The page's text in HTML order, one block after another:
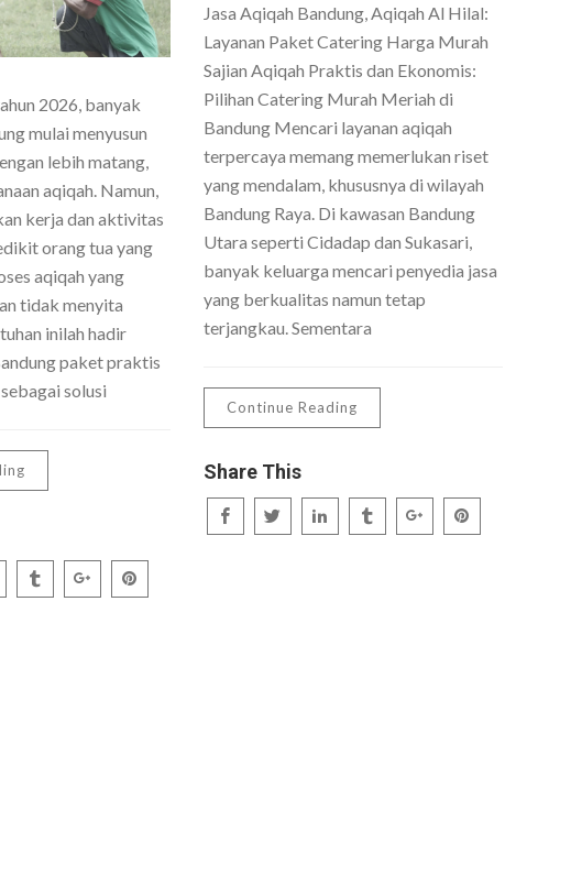
Jasa Aqiqah Bandung, Aqiqah Al Hilal:
Layanan Paket Catering Harga Murah
Sajian Aqiqah Praktis dan Ekonomis:
Pilihan Catering Murah Meriah di
Bandung Mencari layanan aqiqah
terpercaya memang memerlukan riset
yang mendalam, khususnya di wilayah
Bandung Raya. Di kawasan Bandung
Utara seperti Cidadap dan Sukasari,
banyak keluarga mencari penyedia jasa
yang berkualitas namun tetap
terjangkau. Sementara
Continue Reading
Share This
2026, banyak
mulai menyusun
lebih matang,
aqiqah. Namun,
kerja dan aktivitas
orang tua yang
aqiqah yang
tidak menyita
inilah hadir
paket praktis
solusi